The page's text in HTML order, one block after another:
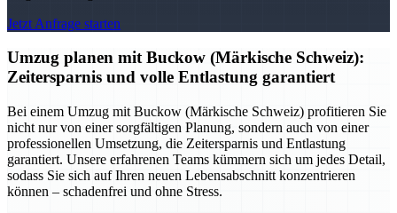
Jetzt Anfrage starten
Umzug planen mit Buckow (Märkische Schweiz):
Zeitersparnis und volle Entlastung garantiert
Bei einem Umzug mit Buckow (Märkische Schweiz) profitieren Sie
nicht nur von einer sorgfältigen Planung, sondern auch von einer
professionellen Umsetzung, die Zeitersparnis und Entlastung
garantiert. Unsere erfahrenen Teams kümmern sich um jedes Detail,
sodass Sie sich auf Ihren neuen Lebensabschnitt konzentrieren
können – schadenfrei und ohne Stress.